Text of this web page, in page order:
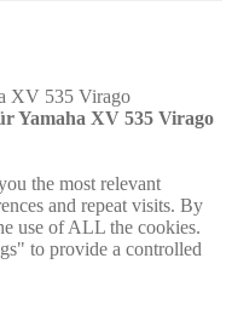
Yamaha XV 535 Virago
the most relevant
and repeat visits. By
use of ALL the cookies.
to provide a controlled